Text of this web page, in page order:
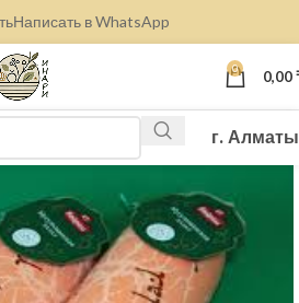
Написать в WhatsApp
0 0,00
г. Алматы